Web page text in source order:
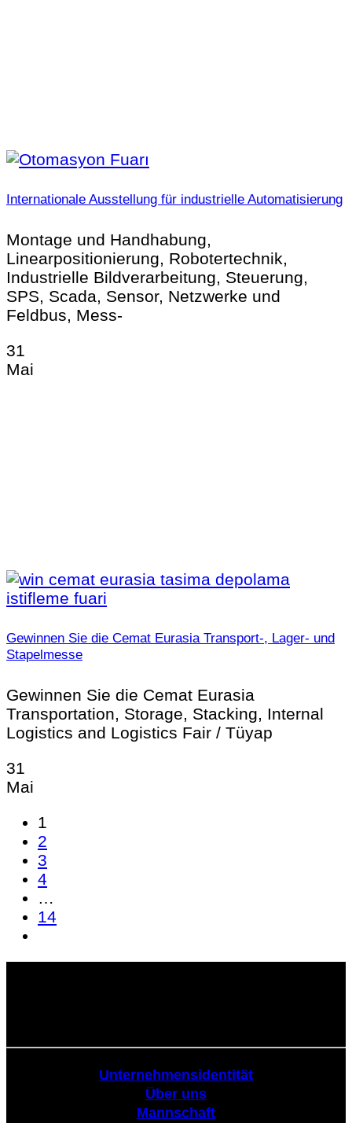
Internationale Ausstellung für industrielle Automatisierung
Montage und Handhabung,
Linearpositionierung, Robotertechnik,
Industrielle Bildverarbeitung, Steuerung,
SPS, Scada, Sensor, Netzwerke und
Feldbus, Mess-
31
Mai
Gewinnen Sie die Cemat Eurasia Transport-, Lager- und
Stapelmesse
Gewinnen Sie die Cemat Eurasia
Transportation, Storage, Stacking, Internal
Logistics and Logistics Fair / Tüyap
31
Mai
1
2
3
4
…
14
Unternehmensidentität
Über uns
Mannschaft